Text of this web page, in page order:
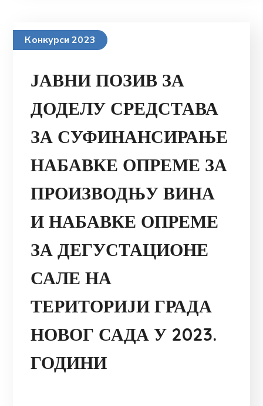
Конкурси 2023
ЈАВНИ ПОЗИВ ЗА
ДОДЕЛУ СРЕДСТАВА
ЗА СУФИНАНСИРАЊЕ
НАБАВКЕ ОПРЕМЕ ЗА
ПРОИЗВОДЊУ ВИНА
И НАБАВКЕ ОПРЕМЕ
ЗА ДЕГУСТАЦИОНЕ
САЛЕ НА
ТЕРИТОРИЈИ ГРАДА
НОВОГ САДА У 2023.
ГОДИНИ